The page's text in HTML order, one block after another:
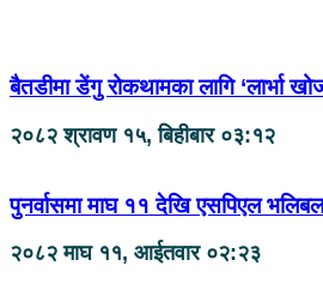
बैतडीमा डेंगु रोकथामका लागि ‘लार्भा
२०८२ श्रावण १५, बिहीबार ०३:१२
पुनर्वासमा माघ ११ देखि एसपिएल
२०८२ माघ ११, आईतवार ०२:२३